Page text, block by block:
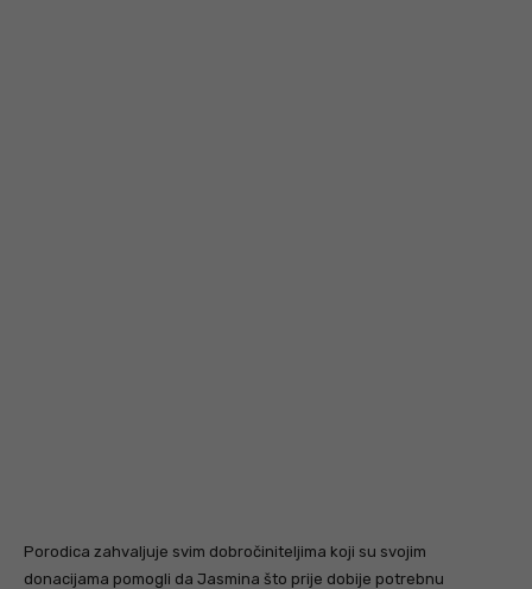
Porodica zahvaljuje svim dobročiniteljima koji su svojim
donacijama pomogli da Jasmina što prije dobije potrebnu